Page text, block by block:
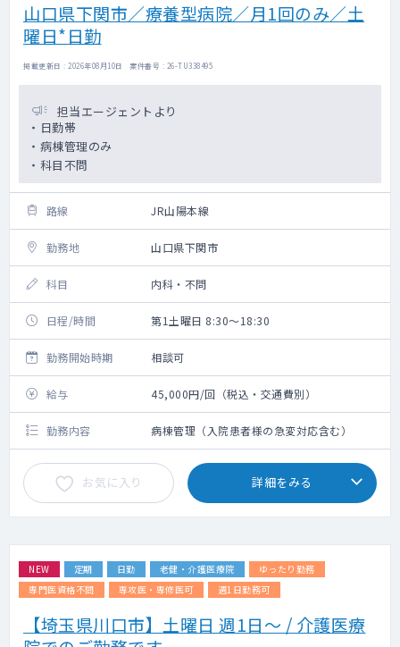
山口県下関市／療養型病院／月1回のみ／土
曜日*日勤
掲載更新日 : 2026年08月10日 案件番号 : 26-TU338495
担当エージェントより
・日勤帯
・病棟管理のみ
・科目不問
路線 JR山陽本線
勤務地 山口県下関市
科目 内科・不問
日程/時間 第1土曜日 8:30～18:30
勤務開始時期 相談可
給与 45,000円/回（税込・交通費別）
勤務内容 病棟管理（入院患者様の急変対応含む）
お気に入り 詳細をみる
NEW 定期 日勤 老健・介護医療院
ゆったり勤務
専門医資格不問
専攻医・専修医可 週1日勤務可
【埼玉県川口市】土曜日 週1日～ / 介護医療